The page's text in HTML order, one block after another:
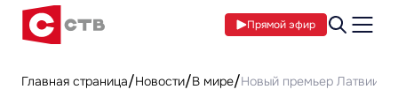
Прямой эфир
Главная страница Новости В мире Новый премьер Латвии